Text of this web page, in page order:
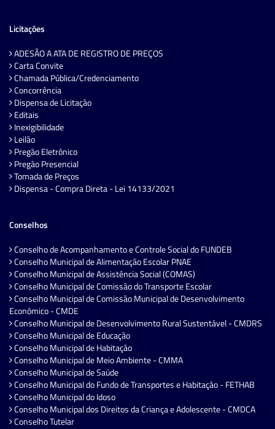
Licitações
ADESÃO A ATA DE REGISTRO DE PREÇOS
Carta Convite
Chamada Pública/Credenciamento
Concorrência
Dispensa de Licitação
Editais
Inexigibilidade
Leilão
Pregão Eletrônico
Pregão Presencial
Tomada de Preços
Dispensa - Compra Direta - Lei 14133/2021
Conselhos
Conselho de Acompanhamento e Controle Social do FUNDEB
Conselho Municipal de Alimentação Escolar PNAE
Conselho Municipal de Assistência Social (COMAS)
Conselho Municipal de Comissão do Transporte Escolar
Conselho Municipal de Comissão Municipal de Desenvolvimento
Econômico - CMDE
Conselho Municipal de Desenvolvimento Rural Sustentável - CMDRS
Conselho Municipal de Educação
Conselho Municipal de Habitação
Conselho Municipal de Meio Ambiente - CMMA
Conselho Municipal de Saúde
Conselho Municipal do Fundo de Transportes e Habitação - FETHAB
Conselho Municipal do Idoso
Conselho Municipal dos Direitos da Criança e Adolescente - CMDCA
Conselho Tutelar